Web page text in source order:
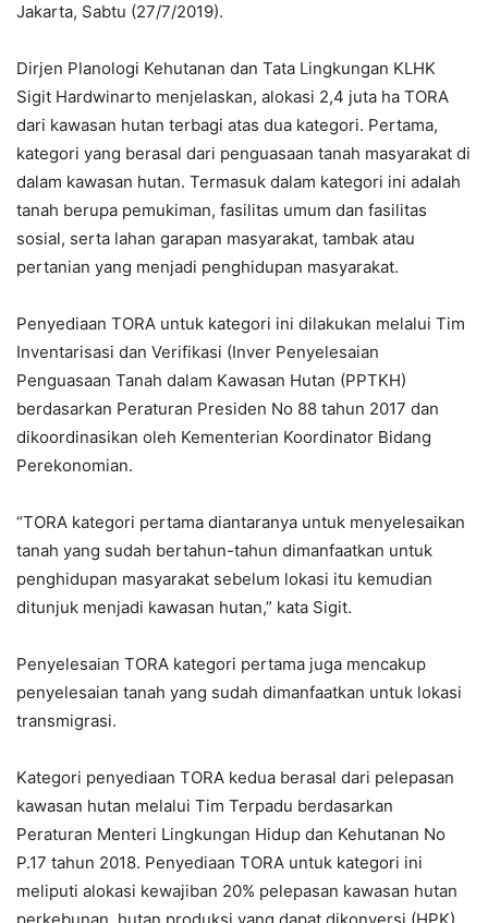
Jakarta, Sabtu (27/7/2019).
Dirjen Planologi Kehutanan dan Tata Lingkungan KLHK
Sigit Hardwinarto menjelaskan, alokasi 2,4 juta ha TORA
dari kawasan hutan terbagi atas dua kategori. Pertama,
kategori yang berasal dari penguasaan tanah masyarakat di
dalam kawasan hutan. Termasuk dalam kategori ini adalah
tanah berupa pemukiman, fasilitas umum dan fasilitas
sosial, serta lahan garapan masyarakat, tambak atau
pertanian yang menjadi penghidupan masyarakat.
Penyediaan TORA untuk kategori ini dilakukan melalui Tim
Inventarisasi dan Verifikasi (Inver Penyelesaian
Penguasaan Tanah dalam Kawasan Hutan (PPTKH)
berdasarkan Peraturan Presiden No 88 tahun 2017 dan
dikoordinasikan oleh Kementerian Koordinator Bidang
Perekonomian.
“TORA kategori pertama diantaranya untuk menyelesaikan
tanah yang sudah bertahun-tahun dimanfaatkan untuk
penghidupan masyarakat sebelum lokasi itu kemudian
ditunjuk menjadi kawasan hutan,” kata Sigit.
Penyelesaian TORA kategori pertama juga mencakup
penyelesaian tanah yang sudah dimanfaatkan untuk lokasi
transmigrasi.
Kategori penyediaan TORA kedua berasal dari pelepasan
kawasan hutan melalui Tim Terpadu berdasarkan
Peraturan Menteri Lingkungan Hidup dan Kehutanan No
P.17 tahun 2018. Penyediaan TORA untuk kategori ini
meliputi alokasi kewajiban 20% pelepasan kawasan hutan